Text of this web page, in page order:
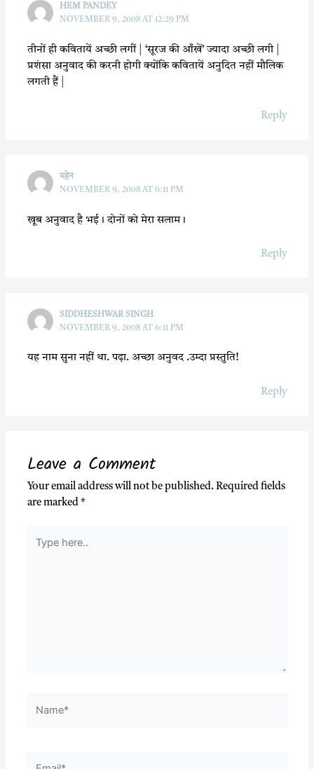
HEM PANDEY
NOVEMBER 9, 2008 AT 12:29 PM
तीनों ही कवितायें अच्छी लगीं | ‘सूरज की आँखें’ ज्यादा अच्छी लगी |
प्रशंसा अनुवाद की करनी होगी क्योंकि कवितायें अनुदित नहीं मौलिक
लगती हैं |
Reply
महेन
NOVEMBER 9, 2008 AT 6:11 PM
खूब अनुवाद है भई। दोनों को मेरा सलाम।
Reply
SIDDHESHWAR SINGH
NOVEMBER 9, 2008 AT 6:11 PM
यह नाम सुना नहीं था. पढ़ा. अच्छा अनुवद .उम्दा प्रस्तुति!
Reply
Leave a Comment
Your email address will not be published. Required fields
are marked*